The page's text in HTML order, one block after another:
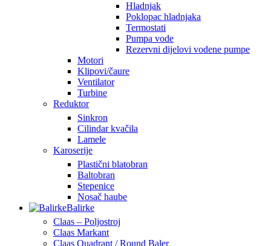
Hladnjak
Poklopac hladnjaka
Termostati
Pumpa vode
Rezervni dijelovi vodene pumpe
Motori
Klipovi/čaure
Ventilator
Turbine
Reduktor
Sinkron
Cilindar kvačila
Lamele
Karoserije
Plastični blatobran
Baltobran
Stepenice
Nosač haube
Balirke
Claas – Poljostroj
Claas Markant
Claas Quadrant / Round Baler